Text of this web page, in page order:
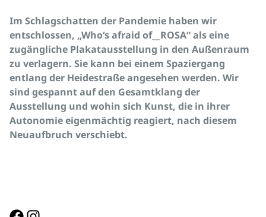
Im Schlagschatten der Pandemie haben wir
entschlossen, „Who‘s afraid of__ROSA“ als eine
zugängliche Plakatausstellung in den Außenraum
zu verlagern. Sie kann bei einem Spaziergang
entlang der Heidestraße angesehen werden. Wir
sind gespannt auf den Gesamtklang der
Ausstellung und wohin sich Kunst, die in ihrer
Autonomie eigenmächtig reagiert, nach diesem
Neuaufbruch verschiebt.